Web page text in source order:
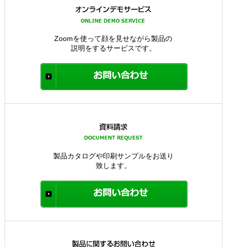
Zoomを使って顔を見せながら製品の
説明をするサービスです。
製品カタログや印刷サンプルをお送り
致します。